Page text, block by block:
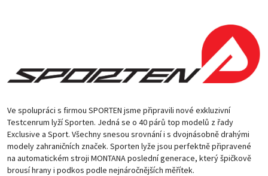
Ve spolupráci s firmou SPORTEN jsme připravili nové exkluzivní
Testcenrum lyží Sporten. Jedná se o 40 párů top modelů z řady
Exclusive a Sport. Všechny snesou srovnání i s dvojnásobně drahými
modely zahraničních značek. Sporten lyže jsou perfektně připravené
na automatickém stroji MONTANA poslední generace, který špičkově
brousí hrany i podkos podle nejnáročnějších měřítek.